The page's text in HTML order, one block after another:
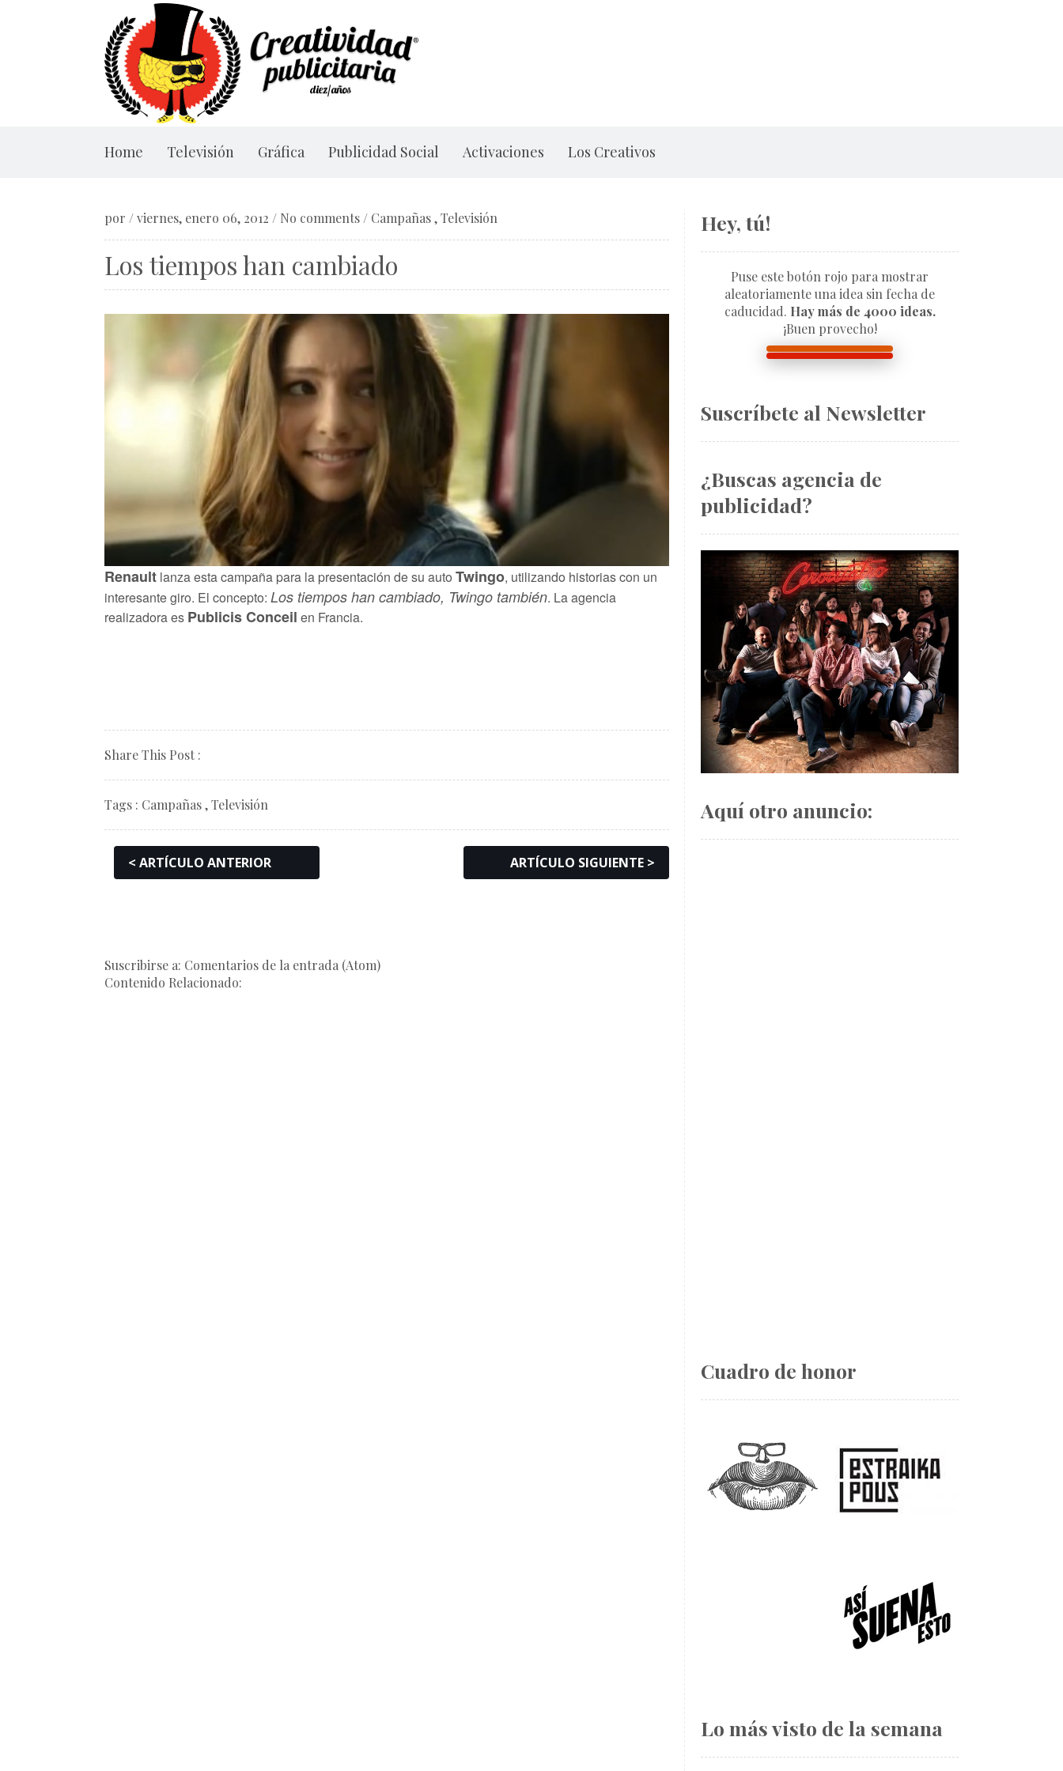
Home Televisión Gráfica Publicidad Social Activaciones Los Creativos
por /viernes, enero 06, 2012 / No comments / Campañas,Televisión
Los tiempos han cambiado
Renault lanza esta campaña para la presentación de su auto Twingo, utilizando historias con un
interesante giro. El concepto: Los tiempos han cambiado, Twingo también. La agencia
realizadora es Publicis Conceil en Francia.
Share This Post :
Tags : Campañas,Televisión
ARTÍCULO SIGUIENTE >
< ARTÍCULO ANTERIOR
Suscribirse a: Comentarios de la entrada (Atom)
Contenido Relacionado:
Hey, tú!
Puse este botón rojo para mostrar
aleatoriamente una idea sin fecha de
caducidad. Hay más de 4000 ideas.
¡Buen provecho!
Suscríbete al Newsletter
¿Buscas agencia de
publicidad?
Aquí otro anuncio:
Cuadro de honor
Lo más visto de la semana